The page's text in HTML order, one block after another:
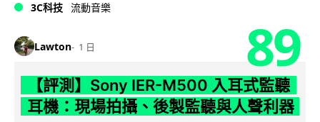
3C科技 流動音樂
Lawton 1 日 89
【評測】Sony IER-M500 入耳式監聽
耳機：現場拍攝、後製監聽與人聲利器